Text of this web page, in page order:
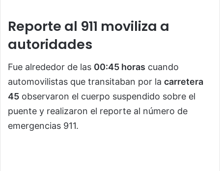
Reporte al 911 moviliza a
autoridades
Fue alrededor de las 00:45 horas cuando
automovilistas que transitaban por la carretera
45 observaron el cuerpo suspendido sobre el
puente y realizaron el reporte al número de
emergencias 911.